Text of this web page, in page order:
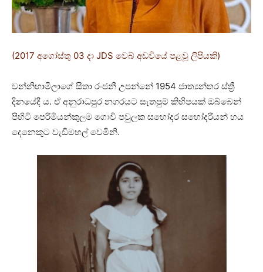
(2017 අගෝස්තු 03 දා JDS වෙබ් අඩවියේ පළවූ ලිපියකි)
වන්නිහාමිලාගේ සීතා රංජනී උපන්නේ 1954 ජාත්‍යන්තර ස්ත්‍රී
දිනයේදී ය. ඒ අනුරාධපුර නගරයට සැතපුම් කිහිපයක් ඔබ්බෙන්
පිහිටි පෙරිමියන්කුලම ගොවි පවුලක සහෝදර සහෝදරියන් හය
දෙනෙකුට වැඩිමහල් වෙමිනි. ‍